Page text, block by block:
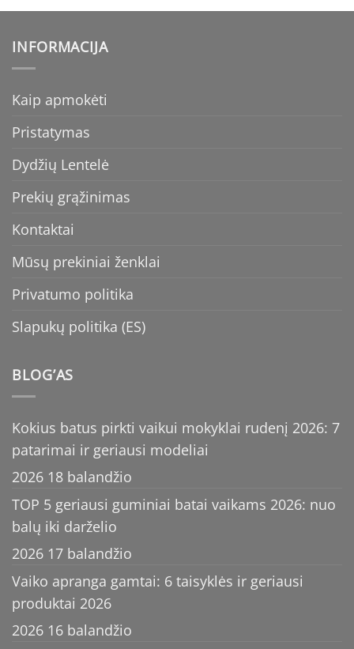
€159.00.€99.00.
INFORMACIJA
Kaip apmokėti
Pristatymas
Dydžių Lentelė
Prekių grąžinimas
Kontaktai
Mūsų prekiniai ženklai
Privatumo politika
Slapukų politika (ES)
BLOG’AS
Kokius batus pirkti vaikui mokyklai rudenį 2026: 7
patarimai ir geriausi modeliai
2026 18 balandžio
TOP 5 geriausi guminiai batai vaikams 2026: nuo
balų iki darželio
2026 17 balandžio
Vaiko apranga gamtai: 6 taisyklės ir geriausi
produktai 2026
2026 16 balandžio